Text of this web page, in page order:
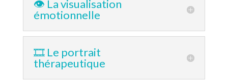
👁 La visualisation
émotionnelle
🎞 Le portrait
thérapeutique